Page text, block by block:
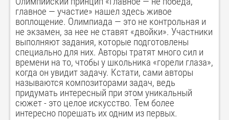
главное — участие» нашел здесь живое
воплощение. Олимпиада — это не контрольная и
не экзамен, за нее не ставят «двойки». Участники
выполняют задания, которые подготовлены
специально для них. Авторы тратят много сил и
времени на то, чтобы у школьника «горели глаза»,
когда он увидит задачу. Кстати, сами авторы
называются композиторами задач, ведь
придумать интересный при этом уникальный
сюжет - это целое искусство. Тем более
интересно порешать их одним из первых.